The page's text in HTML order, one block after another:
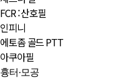
FCR : 산호필
인피니
에토좀 골드 PTT
아쿠아필
흉터·모공